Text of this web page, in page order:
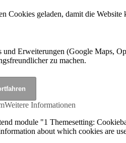
Cookies geladen, damit die
Erweiterungen (Google Maps,
zu machen.
Weitere Informationen
module "1 Themesetting:
about which cookies are